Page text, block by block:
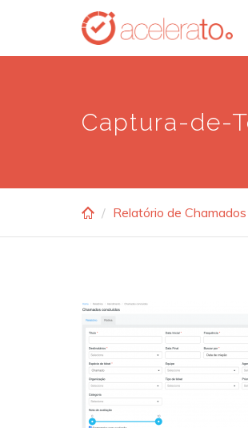
main
Captura-de-
Relatório de